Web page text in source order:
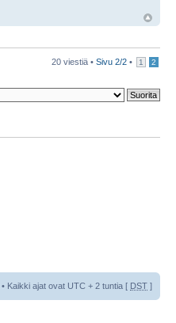
20 viestiä • Sivu 2/2 • 1 2
• Kaikki ajat ovat UTC + 2 tuntia [ DST ]